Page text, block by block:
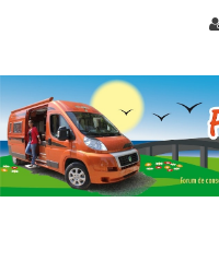
Fourgon-
Forum de conseils et
aménagés, vans et de